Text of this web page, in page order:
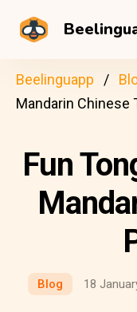
Beelinguapp
Mandarin Chinese
Fun
Blog 18